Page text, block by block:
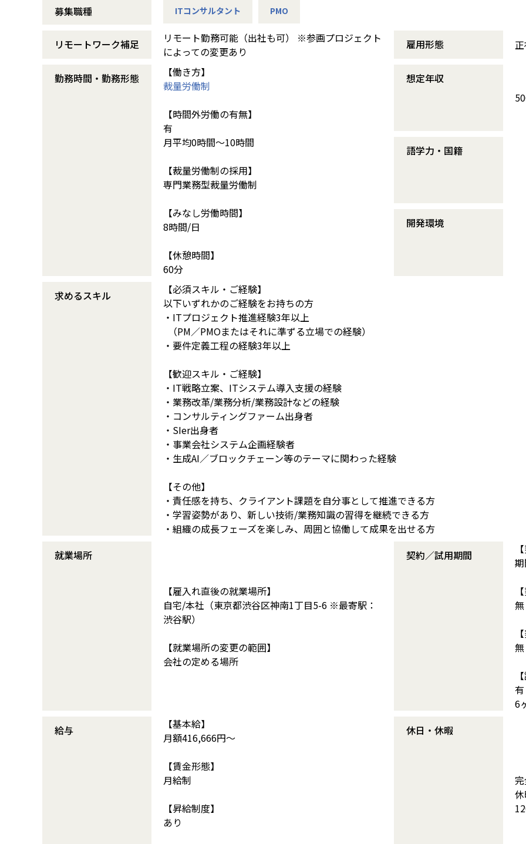
募集職種 ITコンサルタント PMO
リモートワーク補足
リモート勤務可能（出社も可） ※参画プロジェクト
によっての変更あり
雇用形態
勤務時間・勤務形態
【働き方】
裁量労働制
【時間外労働の有無】
有
月平均0時間～10時間
【裁量労働制の採用】
専門業務型裁量労働制
【みなし労働時間】
8時間/日
【休憩時間】
60分
想定年収
語学力・国籍
開発環境
求めるスキル
【必須スキル・ご経験】
以下いずれかのご経験をお持ちの方
・ITプロジェクト推進経験3年以上
（PM／PMOまたはそれに準ずる立場での経験）
・要件定義工程の経験3年以上
【歓迎スキル・ご経験】
・IT戦略立案、ITシステム導入支援の経験
・業務改革/業務分析/業務設計などの経験
・コンサルティングファーム出身者
・SIer出身者
・事業会社システム企画経験者
・生成AI／ブロックチェーン等のテーマに関わった経験
【その他】
・責任感を持ち、クライアント課題を自分事として推進できる方
・学習姿勢があり、新しい技術/業務知識の習得を継続できる方
・組織の成長フェーズを楽しみ、周囲と協働して成果を出せる方
就業場所
【雇入れ直後の就業場所】
自宅/本社（東京都渋谷区神南1丁目5-6 ※最寄駅：
渋谷駅）
【就業場所の変更の範囲】
会社の定める場所
契約／試用期間
無
無
有
6
給与
【基本給】
月額416,666円～
【賃金形態】
月給制
【昇給制度】
あり
休日・休暇